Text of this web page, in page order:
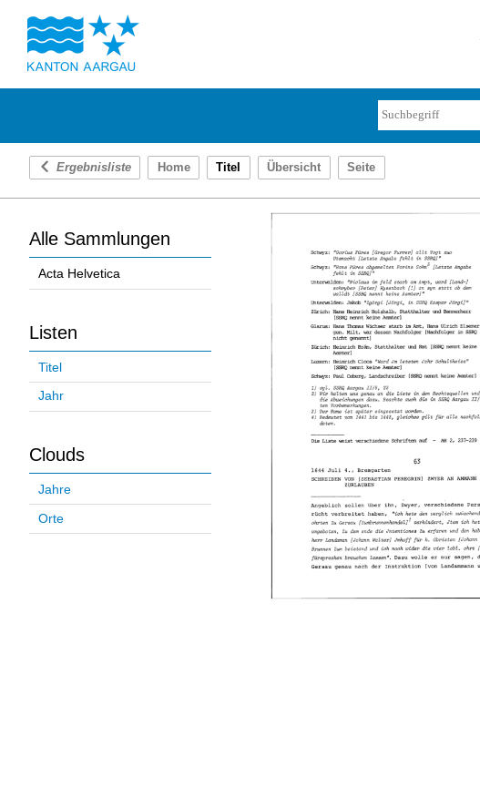
Ergebnisliste Home Titel Übersicht Seite
Alle Sammlungen
Acta Helvetica
Listen
Titel
Jahr
Clouds
Jahre
Orte